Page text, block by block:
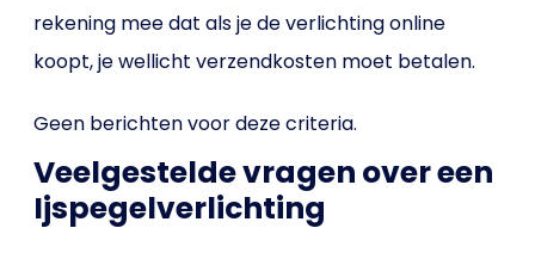
rekening mee dat als je de verlichting online
koopt, je wellicht verzendkosten moet betalen.
Geen berichten voor deze criteria.
Veelgestelde vragen over een
Ijspegelverlichting